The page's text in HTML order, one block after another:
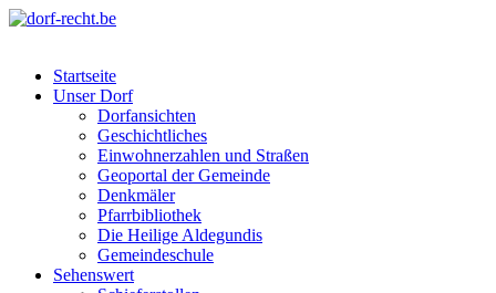
Skip
Startseite
Unser Dorf
Dorfansichten
Geschichtliches
Einwohnerzahlen und Straßen
Geoportal der Gemeinde
Denkmäler
Pfarrbibliothek
Die Heilige Aldegundis
Gemeindeschule
Sehenswert